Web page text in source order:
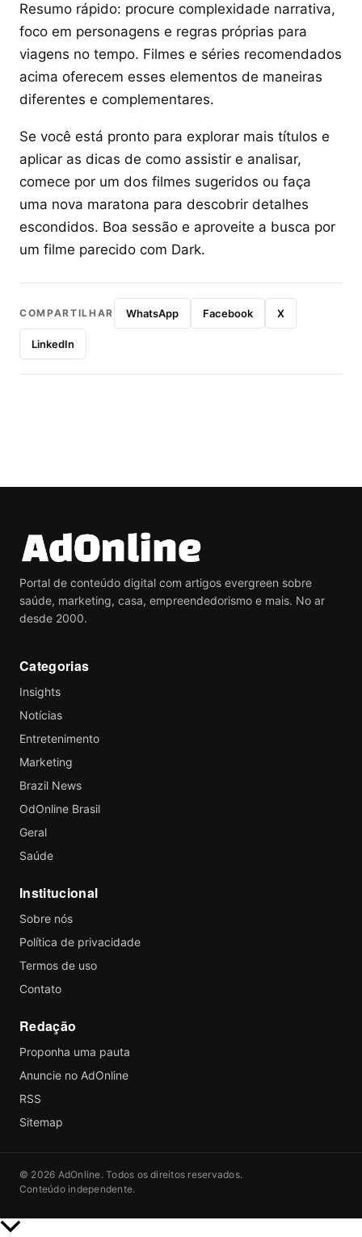
Resumo rápido: procure complexidade narrativa,
foco em personagens e regras próprias para
viagens no tempo. Filmes e séries recomendados
acima oferecem esses elementos de maneiras
diferentes e complementares.
Se você está pronto para explorar mais títulos e
aplicar as dicas de como assistir e analisar,
comece por um dos filmes sugeridos ou faça
uma nova maratona para descobrir detalhes
escondidos. Boa sessão e aproveite a busca por
um filme parecido com Dark.
COMPARTILHAR WhatsApp Facebook X
LinkedIn
Portal de conteúdo digital com artigos evergreen sobre
saúde, marketing, casa, empreendedorismo e mais. No ar
desde 2000.
Categorias
Insights
Notícias
Entretenimento
Marketing
Brazil News
OdOnline Brasil
Geral
Saúde
Institucional
Sobre nós
Política de privacidade
Termos de uso
Contato
Redação
Proponha uma pauta
Anuncie no AdOnline
RSS
Sitemap
© 2026 AdOnline. Todos os direitos reservados.
Conteúdo independente.